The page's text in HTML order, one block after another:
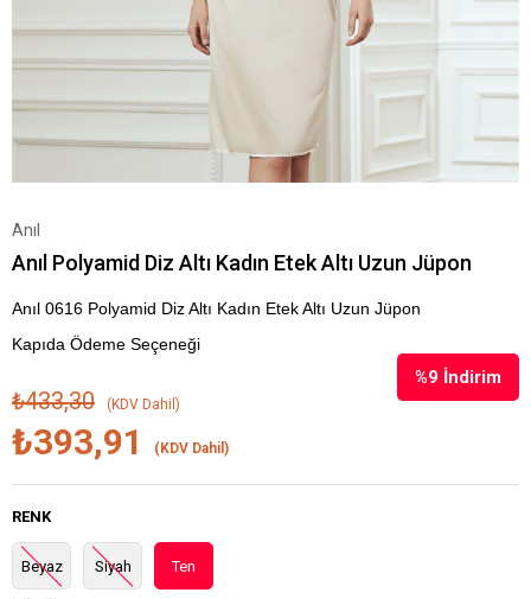
Anıl
Anıl Polyamid Diz Altı Kadın Etek Altı Uzun Jüpon
Anıl 0616 Polyamid Diz Altı Kadın Etek Altı Uzun Jüpon
Kapıda Ödeme Seçeneği
%9 İndirim
₺433,30 (KDV Dahil)
₺393,91 (KDV Dahil)
RENK
Beyaz Siyah Ten